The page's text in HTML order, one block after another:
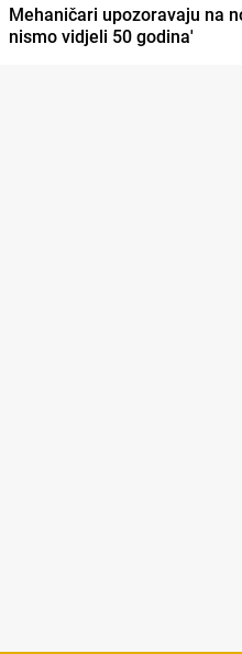
Mehaničari upozoravaju na
nismo vidjeli 50 godina'